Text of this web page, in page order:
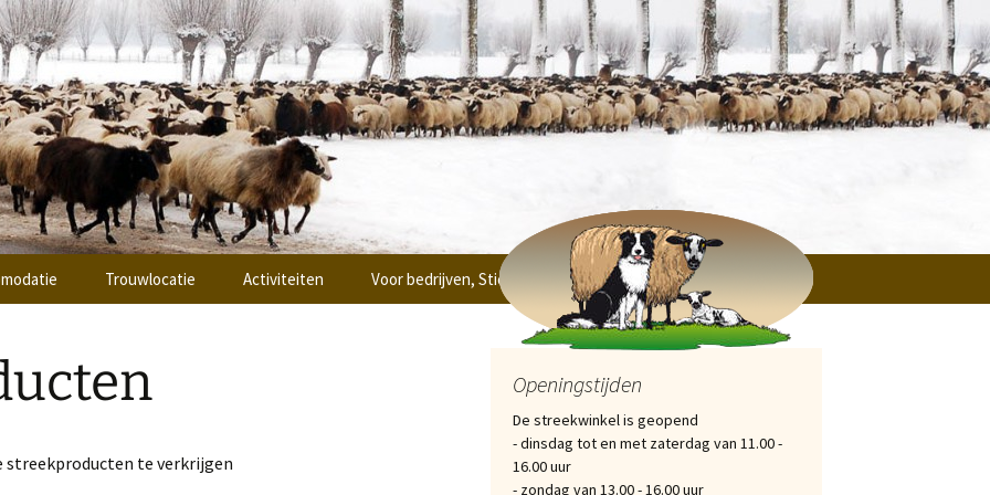
Ottoland
Trouwlocatie Activiteiten Voor bedrijven, Stichtingen, Verenigingen en particulieren
streekproducten te verkrijgen
Openingstijden
De streekwinkel is geopend
- dinsdag tot en met zaterdag van 11.00 -
16.00 uur
- zondag van 13.00 - 16.00 uur